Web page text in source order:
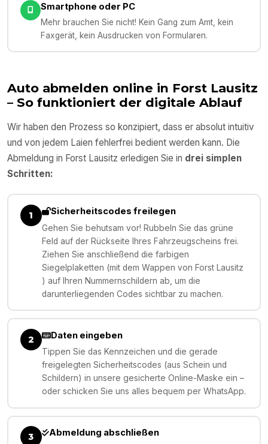
Smartphone oder PC
Mehr brauchen Sie nicht! Kein Gang zum Amt, kein
Faxgerät, kein Ausdrucken von Formularen.
Auto abmelden online in Forst Lausitz
– So funktioniert der digitale Ablauf
Wir haben den Prozess so konzipiert, dass er absolut intuitiv
und von jedem Laien fehlerfrei bedient werden kann. Die
Abmeldung in Forst Lausitz erledigen Sie in drei simplen
Schritten:
1 Sicherheitscodes freilegen
Gehen Sie behutsam vor! Rubbeln Sie das grüne
Feld auf der Rückseite Ihres Fahrzeugscheins frei.
Ziehen Sie anschließend die farbigen
Siegelplaketten (mit dem Wappen von Forst Lausitz
) auf Ihren Nummernschildern ab, um die
darunterliegenden Codes sichtbar zu machen.
2 Daten eingeben
Tippen Sie das Kennzeichen und die gerade
freigelegten Sicherheitscodes (aus Schein und
Schildern) in unsere gesicherte Online-Maske ein –
oder schicken Sie uns alles bequem per WhatsApp.
3 Abmeldung abschließen